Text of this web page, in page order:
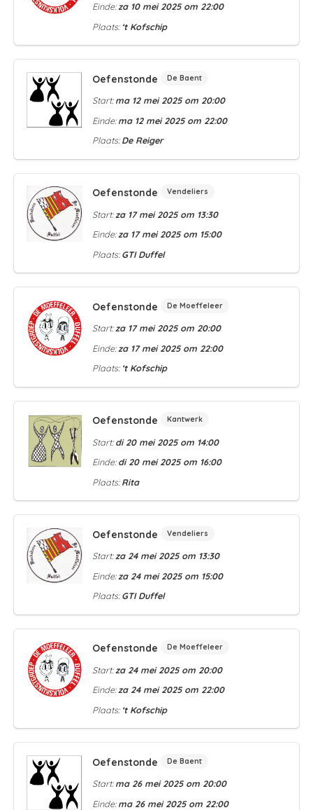
Einde:za 10 mei 2025 om 22:00
Plaats: ‘t Kofschip
Oefenstonde De Baent
Start:ma 12 mei 2025 om 20:00
Einde:ma 12 mei 2025 om 22:00
Plaats:De Reiger
Oefenstonde Vendeliers
Start:za 17 mei 2025 om 13:30
Einde:za 17 mei 2025 om 15:00
Plaats:GTI Duffel
Oefenstonde De Moeffeleer
Start:za 17 mei 2025 om 20:00
Einde:za 17 mei 2025 om 22:00
Plaats: ‘t Kofschip
Oefenstonde Kantwerk
Start:di 20 mei 2025 om 14:00
Einde:di 20 mei 2025 om 16:00
Plaats:Rita
Oefenstonde Vendeliers
Start:za 24 mei 2025 om 13:30
Einde:za 24 mei 2025 om 15:00
Plaats:GTI Duffel
Oefenstonde De Moeffeleer
Start:za 24 mei 2025 om 20:00
Einde:za 24 mei 2025 om 22:00
Plaats: ‘t Kofschip
Oefenstonde De Baent
Start:ma 26 mei 2025 om 20:00
Einde:ma 26 mei 2025 om 22:00